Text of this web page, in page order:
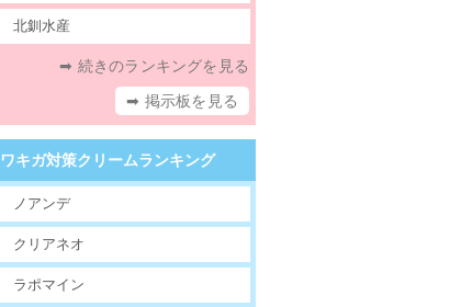
北釧水産
➡ 続きのランキングを見る
➡ 掲示板を見る
ワキガ対策クリームランキング
ノアンデ
クリアネオ
ラポマイン